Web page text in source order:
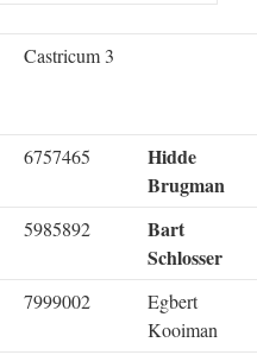
Castricum 3
6757465
Hidde
Brugman
5985892
Bart
Schlosser
7999002
Egbert
Kooiman